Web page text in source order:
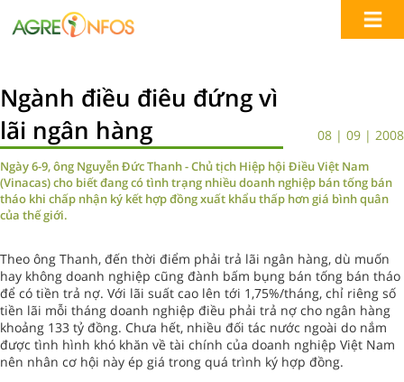
Ngành điều điêu đứng vì
lãi ngân hàng
08 | 09 | 2008
Ngày 6-9, ông Nguyễn Đức Thanh - Chủ tịch Hiệp hội Điều Việt Nam
(Vinacas) cho biết đang có tình trạng nhiều doanh nghiệp bán tống bán
tháo khi chấp nhận ký kết hợp đồng xuất khẩu thấp hơn giá bình quân
của thế giới.
Theo ông Thanh, đến thời điểm phải trả lãi ngân hàng, dù muốn
hay không doanh nghiệp cũng đành bấm bụng bán tống bán tháo
để có tiền trả nợ. Với lãi suất cao lên tới 1,75%/tháng, chỉ riêng số
tiền lãi mỗi tháng doanh nghiệp điều phải trả nợ cho ngân hàng
khoảng 133 tỷ đồng. Chưa hết, nhiều đối tác nước ngoài do nắm
được tình hình khó khăn về tài chính của doanh nghiệp Việt Nam
nên nhân cơ hội này ép giá trong quá trình ký hợp đồng.